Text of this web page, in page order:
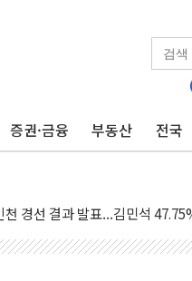
증권·금융 부동산 전국
'-포항 '산사태 주의보'...경북도,
래에 '0.86%p' 차 재역전 성공...
천 경선서 정청래에 승리
결과 발표...김민석 45.09% 정
결과 발표...김민석 52.64%